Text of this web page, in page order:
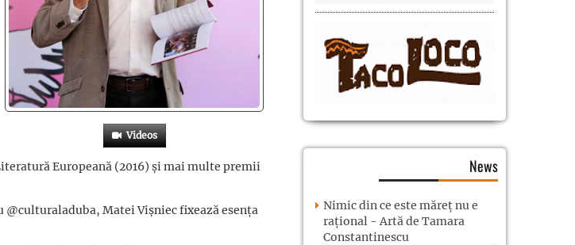
Videos
Europeană (2016) și mai multe premii
Matei Vișniec fixează esența
News
Nimic din ce este măreț nu e
rațional - Artă de Tamara
Constantinescu